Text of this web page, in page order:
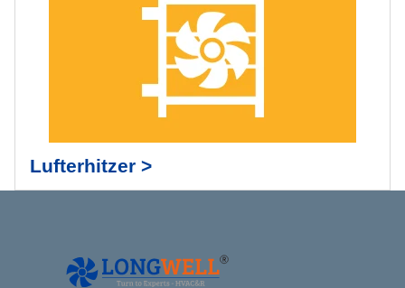
Lufterhitzer >